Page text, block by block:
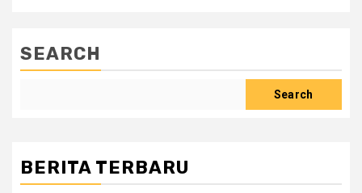
SEARCH
Search
BERITA TERBARU